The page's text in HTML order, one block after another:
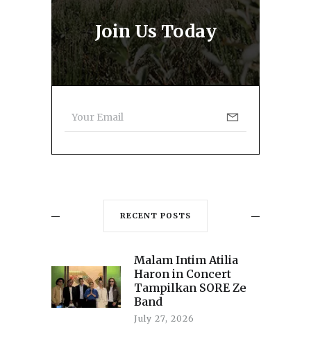
Join Us Today
RECENT POSTS
Malam Intim Atilia
Haron in Concert
Tampilkan SORE Ze
Band
July 27, 2026